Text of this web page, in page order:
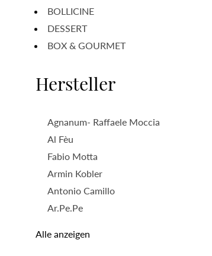
BOLLICINE
DESSERT
BOX & GOURMET
Hersteller
Agnanum- Raffaele Moccia
Al Fèu
Fabio Motta
Armin Kobler
Antonio Camillo
Ar.Pe.Pe
Alle anzeigen